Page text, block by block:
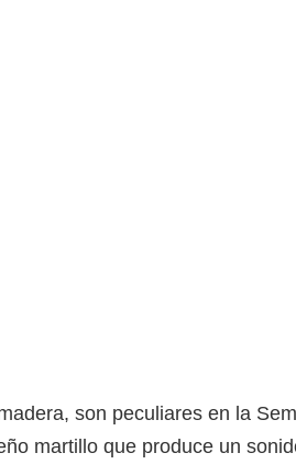
son peculiares en la
martillo que produce un